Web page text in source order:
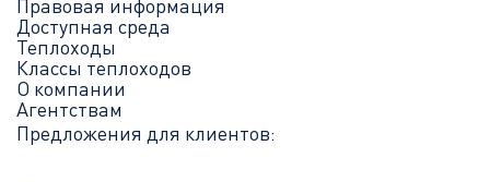
Правовая информация
Доступная среда
Теплоходы
Классы теплоходов
О компании
Агентствам
Предложения для клиентов: